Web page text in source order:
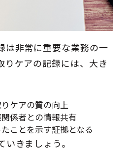
は非常に重要な業務の一
りケアの記録には、大き
ケアの質の向上
係者との情報共有
ことを示す証拠となる
きましょう。